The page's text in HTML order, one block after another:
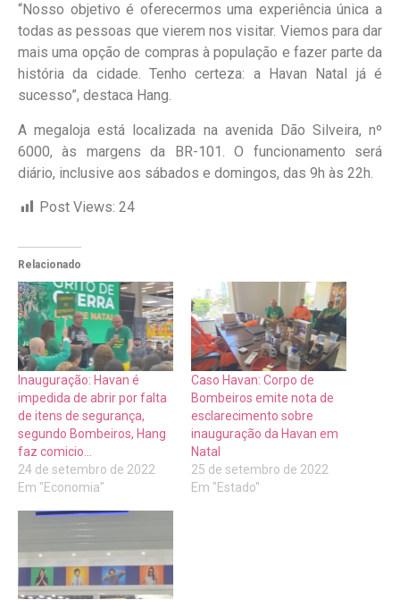
“Nosso objetivo é oferecermos uma experiência única a
todas as pessoas que vierem nos visitar. Viemos para dar
mais uma opção de compras à população e fazer parte da
história da cidade. Tenho certeza: a Havan Natal já é
sucesso”, destaca Hang.
A megaloja está localizada na avenida Dão Silveira, nº
6000, às margens da BR-101. O funcionamento será
diário, inclusive aos sábados e domingos, das 9h às 22h.
Post Views: 24
Relacionado
Inauguração: Havan é
impedida de abrir por falta
de itens de segurança,
segundo Bombeiros, Hang
faz comicio…
24 de setembro de 2022
Em "Economia"
Caso Havan: Corpo de
Bombeiros emite nota de
esclarecimento sobre
inauguração da Havan em
Natal
25 de setembro de 2022
Em "Estado"